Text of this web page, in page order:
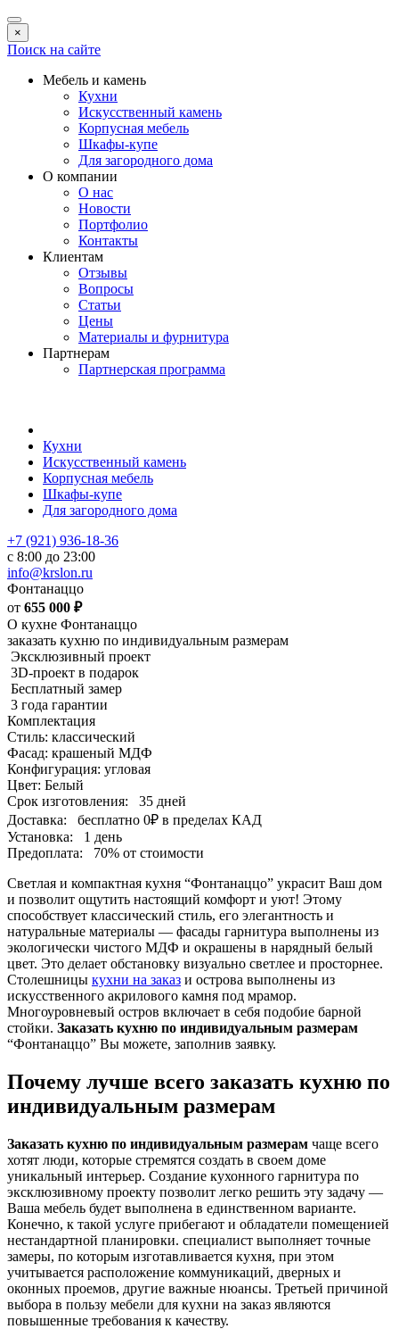
×
Поиск на сайте
Мебель и камень
Кухни
Искусственный камень
Корпусная мебель
Шкафы-купе
Для загородного дома
О компании
О нас
Новости
Портфолио
Контакты
Клиентам
Отзывы
Вопросы
Статьи
Цены
Материалы и фурнитура
Партнерам
Партнерская программа
Кухни
Искусственный камень
Корпусная мебель
Шкафы-купе
Для загородного дома
+7 (921) 936-18-36
с 8:00 до 23:00
info@krslon.ru
Фонтанаццо
от 655 000 ₽
О кухне Фонтанаццо
заказать кухню по индивидуальным размерам
Эксклюзивный проект
3D-проект в подарок
Бесплатный замер
3 года гарантии
Комплектация
Стиль: классический
Фасад: крашеный МДФ
Конфигурация: угловая
Цвет: Белый
Срок изготовления:
35 дней
Доставка:
бесплатно 0₽ в пределах КАД
Установка:
1 день
Предоплата:
70% от стоимости
Светлая и компактная кухня “Фонтанаццо” украсит Ваш дом
и позволит ощутить настоящий комфорт и уют! Этому
способствует классический стиль, его элегантность и
натуральные материалы — фасады гарнитура выполнены из
экологически чистого МДФ и окрашены в нарядный белый
цвет. Это делает обстановку визуально светлее и просторнее.
Столешницы кухни на заказ и острова выполнены из
искусственного акрилового камня под мрамор.
Многоуровневый остров включает в себя подобие барной
стойки. Заказать кухню по индивидуальным размерам
“Фонтанаццо” Вы можете, заполнив заявку.
Почему лучше всего заказать кухню по
индивидуальным размерам
Заказать кухню по индивидуальным размерам чаще всего
хотят люди, которые стремятся создать в своем доме
уникальный интерьер. Создание кухонного гарнитура по
эксклюзивному проекту позволит легко решить эту задачу —
Ваша мебель будет выполнена в единственном варианте.
Конечно, к такой услуге прибегают и обладатели помещенией
нестандартной планировки. специалист выполняет точные
замеры, по которым изготавливается кухня, при этом
учитывается расположение коммуникаций, дверных и
оконных проемов, другие важные нюансы. Третьей причиной
выбора в пользу мебели для кухни на заказ являются
повышенные требования к качеству.